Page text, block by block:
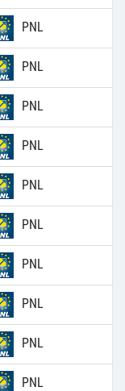
PNL
PNL
PNL
PNL
PNL
PNL
PNL
PNL
PNL
PNL